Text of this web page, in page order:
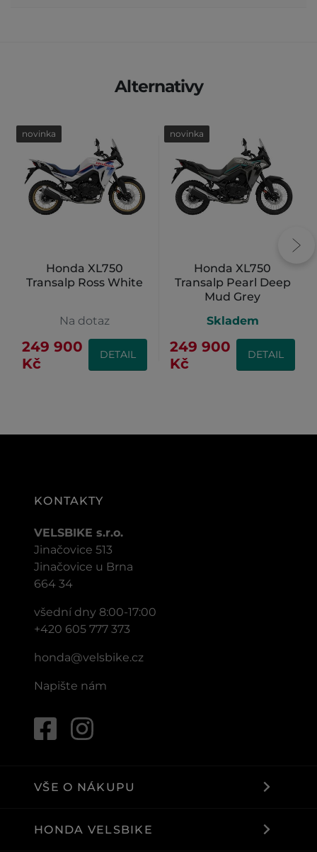
Alternativy
Honda XL750
Transalp Ross White
novinka
Na dotaz
249 900
Kč
DETAIL
Honda XL750
Transalp Pearl Deep
Mud Grey
novinka
Skladem
249 900
Kč
DETAIL
KONTAKTY
VELSBIKE s.r.o.
Jinačovice 513
Jinačovice u Brna
664 34
všední dny 8:00-17:00
+420 605 777 373
honda@velsbike.cz
Napište nám
VŠE O NÁKUPU
HONDA VELSBIKE